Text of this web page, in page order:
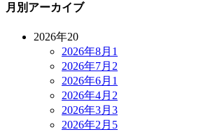
月別アーカイブ
2026年20
2026年8月 1
2026年7月 2
2026年6月 1
2026年4月 2
2026年3月 3
2026年2月 5